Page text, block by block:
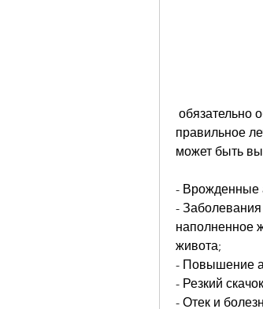
правильное
может быть
- Врожденные
-
наполненное
живота;
- Повышение
- Резкий
- Отек и